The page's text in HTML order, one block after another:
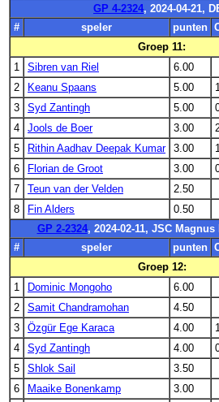
GP 4-2324, 2024-04-21,
#
speler punten
Groep 11:
1
Sibren van Riel 6.00
2
Keanu Spaans 5.00
3
Syd Zantingh 5.00
4
Jools de Boer 3.00
5
Rithin Aadhav Deepak Kumar 3.00
6
Florian de Groot 3.00
7
Teun van der Velden 2.50
8
Fin Alders 0.50
GP 2-2324, 2024-02-11, JSC
#
speler punten
Groep 12:
1
Dominic Mongoho 6.00
2
Samit Chandramohan 4.50
3
Özgür Ege Karaca 4.00
4
Syd Zantingh 4.00
5
Shlok Sail 3.50
6
Maaike Bonenkamp 3.00